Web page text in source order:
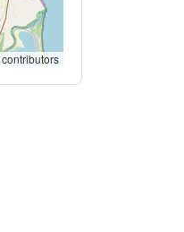
contributors